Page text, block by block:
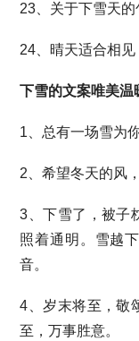
23、关于下雪天的
24、晴天适合相
下雪的文案唯美温
1、总有一场雪为
2、希望冬天的风
3、下雪了，被子
照着通明。雪越
音。
4、岁末将至，敬
至，万事胜意。